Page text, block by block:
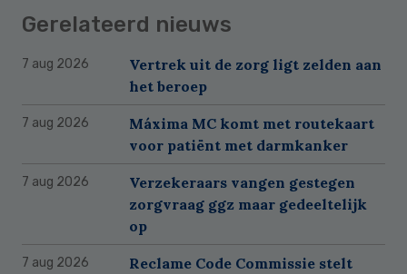
Gerelateerd nieuws
7 aug 2026
Vertrek uit de zorg ligt zelden aan
het beroep
7 aug 2026
Máxima MC komt met routekaart
voor patiënt met darmkanker
7 aug 2026
Verzekeraars vangen gestegen
zorgvraag ggz maar gedeeltelijk
op
7 aug 2026
Reclame Code Commissie stelt